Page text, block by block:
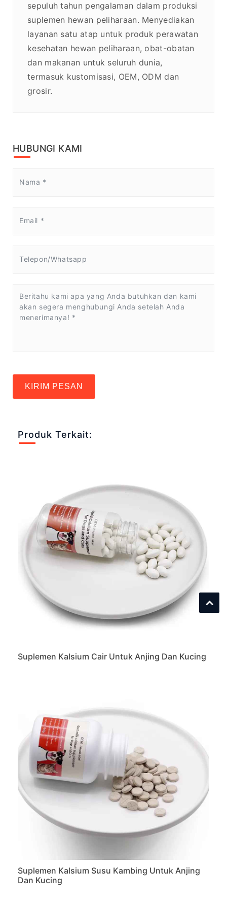
sepuluh tahun pengalaman dalam produksi
suplemen hewan peliharaan. Menyediakan
layanan satu atap untuk produk perawatan
kesehatan hewan peliharaan, obat-obatan
dan makanan untuk seluruh dunia,
termasuk kustomisasi, OEM, ODM dan
grosir.
HUBUNGI KAMI
KIRIM PESAN
Produk Terkait:
Suplemen Kalsium Cair Untuk Anjing Dan Kucing
Suplemen Kalsium Susu Kambing Untuk Anjing
Dan Kucing